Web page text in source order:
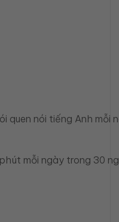
quen nói tiếng Anh mỗi
mỗi ngày trong 30